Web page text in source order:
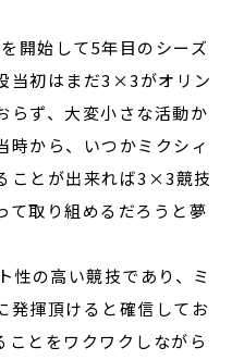
開始して5年目のシーズ
当初はまだ3×3がオリン
らず、大変小さな活動か
時から、いつかミクシィ
ことが出来れば3×3競技
て取り組めるだろうと夢
の高い競技であり、ミ
発揮頂けると確信してお
ことをワクワクしながら